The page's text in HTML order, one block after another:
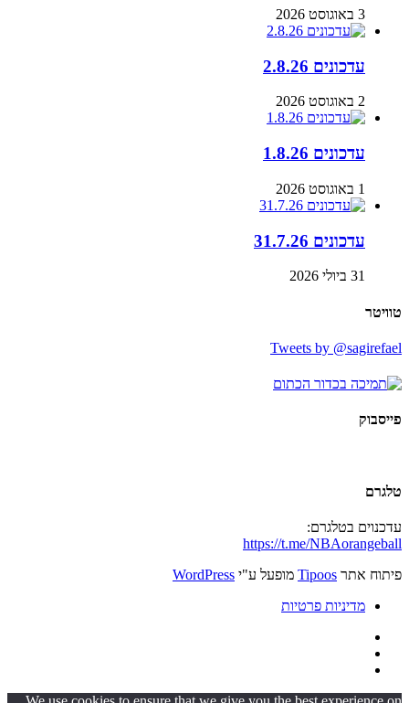
3 באוגוסט 2026
עדכונים 2.8.26
2 באוגוסט 2026
עדכונים 1.8.26
1 באוגוסט 2026
עדכונים 31.7.26
31 ביולי 2026
טוויטר
Tweets by @sagirefael
פייסבוק
טלגרם
עדכנוים בטלגרם:
https://t.me/NBAorangeball
פיתוח אתר Tipoos מופעל ע"י WordPress
מדיניות פרטיות